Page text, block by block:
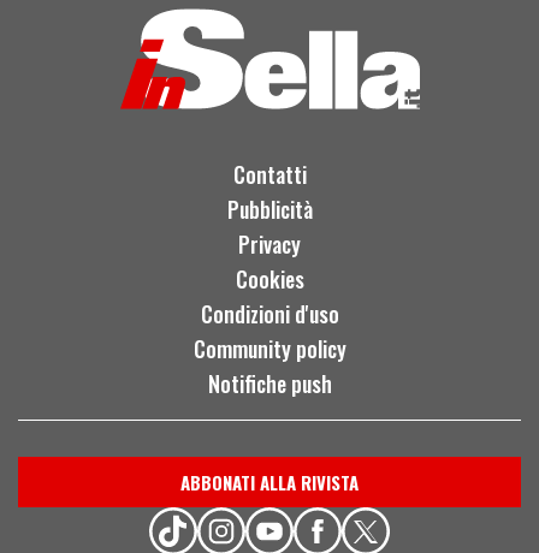
Contatti
Pubblicità
Privacy
Cookies
Condizioni d'uso
Community policy
Notifiche push
ABBONATI ALLA RIVISTA